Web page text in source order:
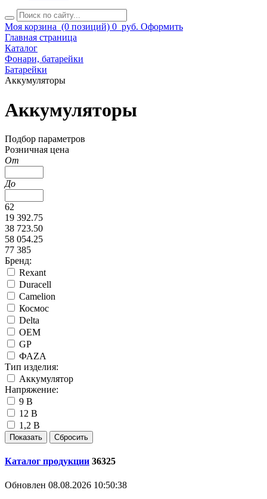
Моя корзина (0 позиций) 0 руб. Оформить
Главная страница
Каталог
Фонари, батарейки
Батарейки
Аккумуляторы
Аккумуляторы
Подбор параметров
Розничная цена
От
До
62
19 392.75
38 723.50
58 054.25
77 385
Бренд:
Rexant
Duracell
Camelion
Космос
Delta
ОЕМ
GP
ФАZА
Тип изделия:
Аккумулятор
Напряжение:
9 В
12 В
1,2 В
Каталог продукции 36325
Обновлен 08.08.2026 10:50:38